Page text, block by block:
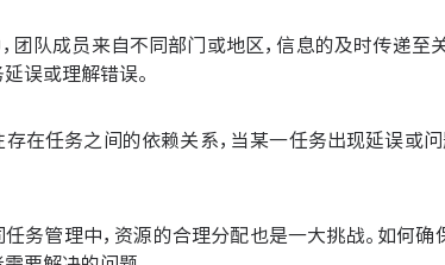
团队成员来自不同部门或地区，信息的及时传递至
误或理解错误。
在任务之间的依赖关系，当某一任务出现延误或
务管理中，资源的合理分配也是一大挑战。如何